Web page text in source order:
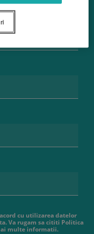
cu utilizarea datelor
Va rugam sa cititi Politica
multe informatii.